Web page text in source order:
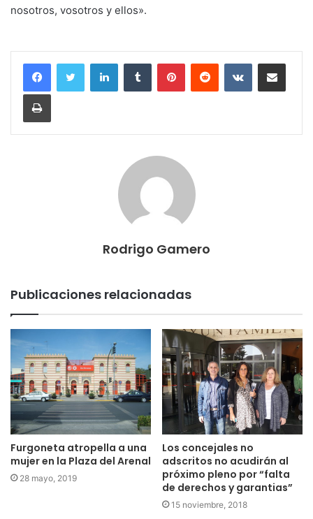
nosotros, vosotros y ellos».
Rodrigo Gamero
Publicaciones relacionadas
Furgoneta atropella a una
mujer en la Plaza del Arenal
28 mayo, 2019
Los concejales no
adscritos no acudirán al
próximo pleno por “falta
de derechos y garantias”
15 noviembre, 2018